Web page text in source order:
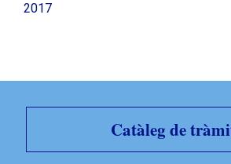
2017
Catàleg de